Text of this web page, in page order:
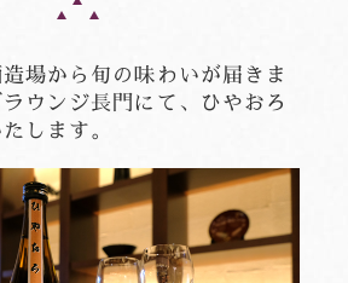
場から旬の味わいが届きま
ウンジ長門にて、ひやおろ
します。